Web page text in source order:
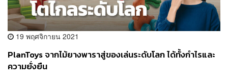
19 พฤศจิกายน 2021
PlanToys จากไม้ยางพาราสู่ของเล่นระดับโลก ได้ทั้งกำไรและ
ความยั่งยืน